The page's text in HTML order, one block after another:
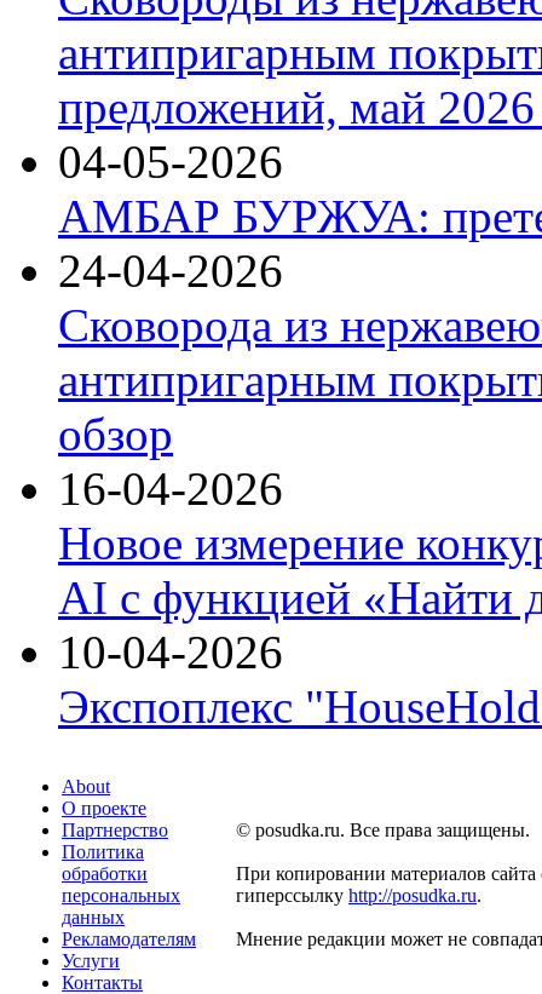
антипригарным
предложений, май 2026
04-05-2026
АМБАР БУРЖУА:
24-04-2026
Сковорода из
антипригарным
обзор
16-04-2026
Новое измерение
AI с функцией «Найти
10-04-2026
Экспоплекс
About
О проекте
Партнерство
Политика
обработки
персональных
данных
Рекламодателям
Услуги
Контакты
© posudka.ru. Все права защищены.
При копировании материалов сайта
гиперссылку http://posudka.ru.
Мнение редакции может не